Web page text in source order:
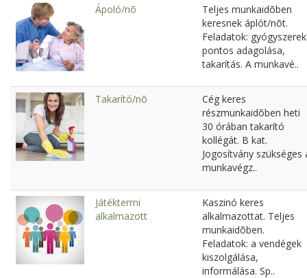
Ápoló/nõ
Teljes munkaidõben
keresnek áplót/nõt.
Feladatok: gyógyszerek
pontos adagolása,
takarítás. A munkavé..
Takarító/nõ
Cég keres
részmunkaidõben heti
30 órában takarító
kollégát. B kat.
Jogosítvány szükséges
munkavégz..
Játéktermi
alkalmazott
Kaszinó keres
alkalmazottat. Teljes
munkaidõben.
Feladatok: a vendégek
kiszolgálása,
informálása. Sp..